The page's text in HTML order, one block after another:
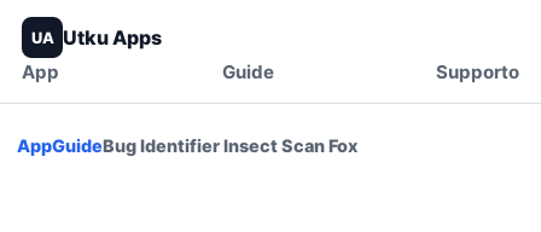
UA Utku Apps
App Guide Supporto
AppGuideBug Identifier Insect Scan Fox